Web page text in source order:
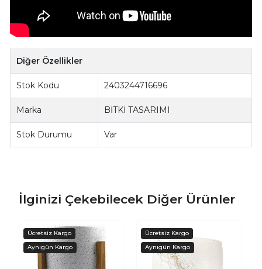
Diğer Özellikler
Stok Kodu 2403244716696
Marka BİTKİ TASARIMI
Stok Durumu Var
İlginizi Çekebilecek Diğer Ürünler